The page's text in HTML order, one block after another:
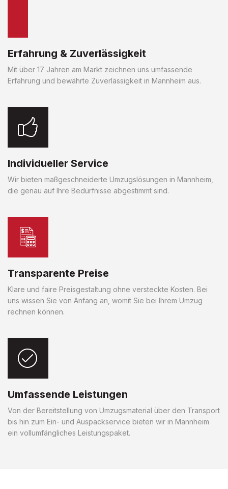
Erfahrung & Zuverlässigkeit
Mit über 17 Jahren am Markt zeichnen uns umfassende
Erfahrung und bewährte Zuverlässigkeit in Mannheim aus.
Individueller Service
Wir bieten maßgeschneiderte Umzugslösungen in Mannheim,
die genau auf Ihre Bedürfnisse abgestimmt sind.
Transparente Preise
Klare und faire Preisgestaltung ohne versteckte Kosten. Bei
uns wissen Sie von Anfang an, womit Sie bei Ihrem Umzug
rechnen können.
Umfassende Leistungen
Von der Bereitstellung von Umzugsmaterial über den Transport
bis hin zum Ein- und Auspackservice bieten wir in Mannheim
ein vollumfängliches Leistungspaket.